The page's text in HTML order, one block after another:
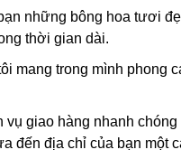
những bông hoa tươi
thời gian dài.
mang trong mình phong
vụ giao hàng nhanh
đến địa chỉ của bạn một